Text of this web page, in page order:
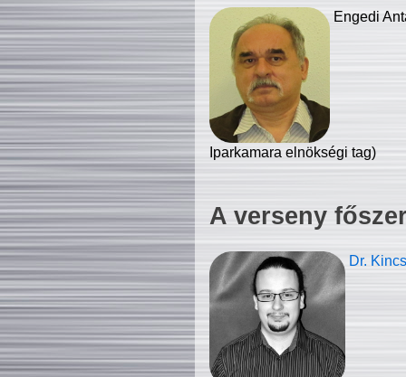
Engedi
Iparkamara elnökségi tag)
A verseny
Dr.